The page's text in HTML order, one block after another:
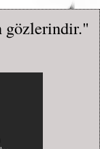
gözlerindir."